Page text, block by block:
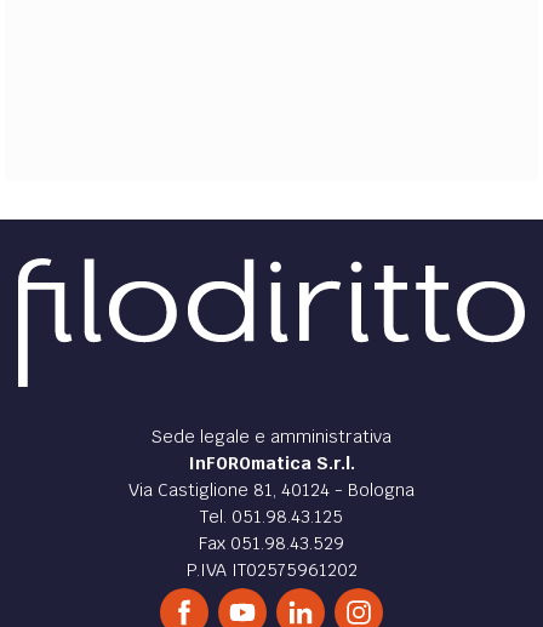
Sede legale e amministrativa
InFOROmatica S.r.l.
Via Castiglione 81, 40124 - Bologna
Tel. 051.98.43.125
Fax 051.98.43.529
P.IVA IT02575961202